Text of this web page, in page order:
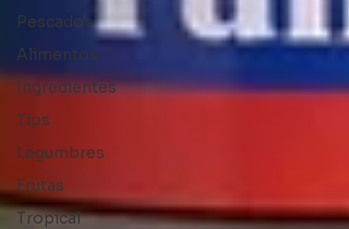
Pescados
Alimentos
Ingredientes
Tips
Legumbres
Frutas
Tropical